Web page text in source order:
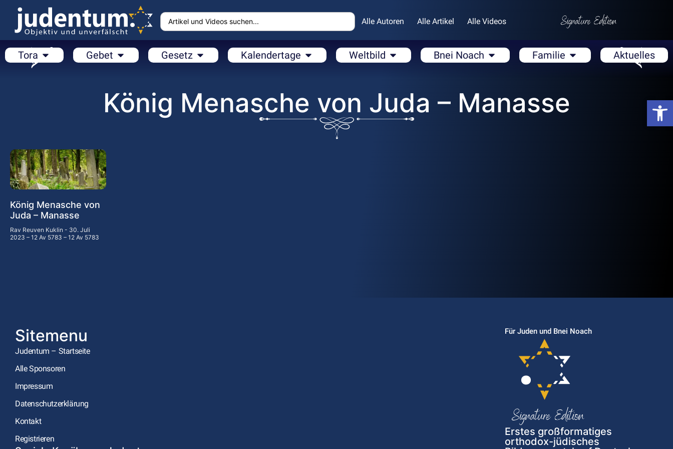
Alle Autoren Alle Artikel Alle Videos
Tora Gebet Gesetz Kalendertage Weltbild Bnei Noach Familie Aktuelles
König Menasche von Juda – Manasse
König Menasche von
Juda – Manasse
Rav Reuven Kuklin
30. Juli
2023 – 12 Av 5783 – 12 Av 5783
Sitemenu
Judentum – Startseite
Alle Sponsoren
Impressum
Datenschutzerklärung
Kontakt
Registrieren
Für Juden und Bnei Noach
Erstes großformatiges
orthodox-jüdisches